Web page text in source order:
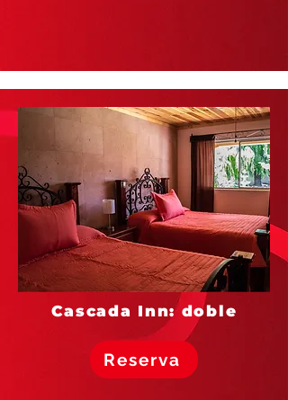
Cascada Inn: doble
Reserva